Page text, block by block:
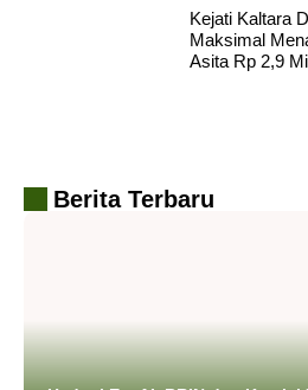
Kejati Kaltara
Maksimal
Asita Rp 2,9
Berita Terbaru